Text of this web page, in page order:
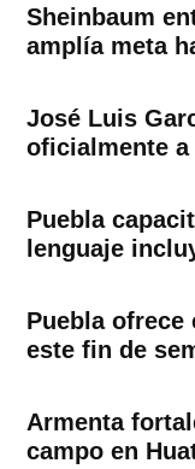
Sheinbaum
amplía meta
José Luis
oficialmente a
Puebla
lenguaje
Puebla
este fin de
Armenta
campo en